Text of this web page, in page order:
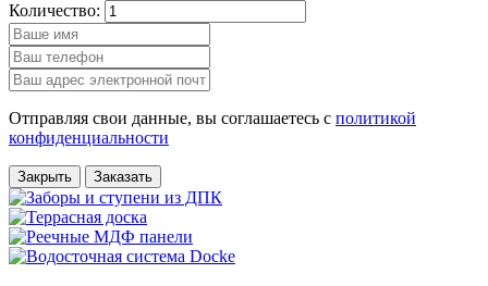
Количество:
Отправляя свои данные, вы соглашаетесь с политикой
конфиденциальности
Закрыть Заказать